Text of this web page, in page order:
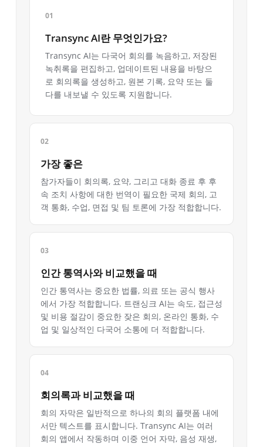
Transync AI란 무엇인가요?
Transync AI는 다국어 회의를 녹음하고, 저장된
녹취록을 편집하고, 업데이트된 내용을 바탕으
로 회의록을 생성하고, 원본 기록, 요약 또는 둘
다를 내보낼 수 있도록 지원합니다.
가장 좋은
참가자들이 회의록, 요약, 그리고 대화 종료 후 후
속 조치 사항에 대한 번역이 필요한 국제 회의, 고
객 통화, 수업, 면접 및 팀 토론에 가장 적합합니다.
인간 통역사와 비교했을 때
인간 통역사는 중요한 법률, 의료 또는 공식 행사
에서 가장 적합합니다. 트랜싱크 AI는 속도, 접근성
및 비용 절감이 중요한 잦은 회의, 온라인 통화, 수
업 및 일상적인 다국어 소통에 더 적합합니다.
회의록과 비교했을 때
회의 자막은 일반적으로 하나의 회의 플랫폼 내에
서만 텍스트를 표시합니다. Transync AI는 여러
회의 앱에서 작동하며 이중 언어 자막, 음성 재생,